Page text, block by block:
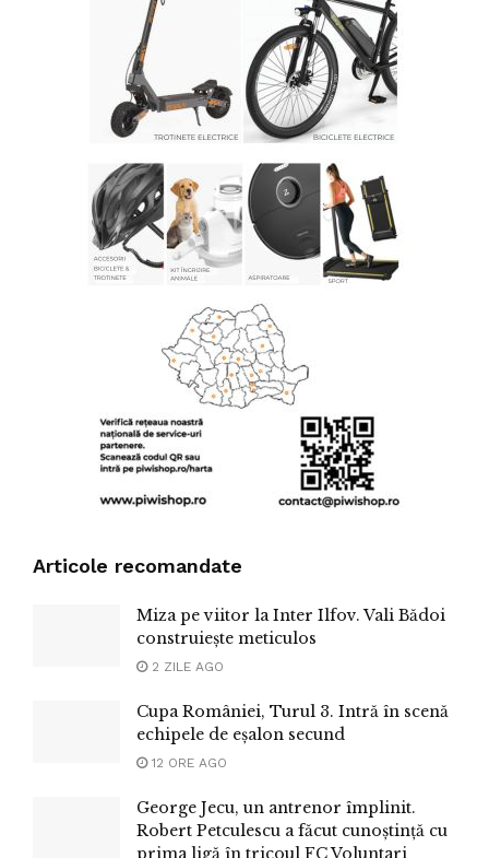
Articole recomandate
Miza pe viitor la Inter Ilfov. Vali Bădoi
construiește meticulos
2 ZILE AGO
Cupa României, Turul 3. Intră în scenă
echipele de eșalon secund
12 ORE AGO
George Jecu, un antrenor împlinit.
Robert Petculescu a făcut cunoștință cu
prima ligă în tricoul FC Voluntari